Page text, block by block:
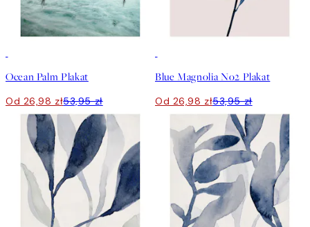
Ocean Palm Plakat
Od 26,98 zł53,95 zł
Blue Magnolia No2 Plakat
Od 26,98 zł53,95 zł